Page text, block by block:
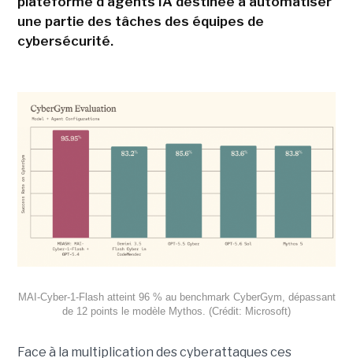
une partie des tâches des équipes de
cybersécurité.
MAI-Cyber-1-Flash atteint 96 % au benchmark CyberGym, dépassant
de 12 points le modèle Mythos. (Crédit: Microsoft)
Face à la multiplication des cyberattaques ces